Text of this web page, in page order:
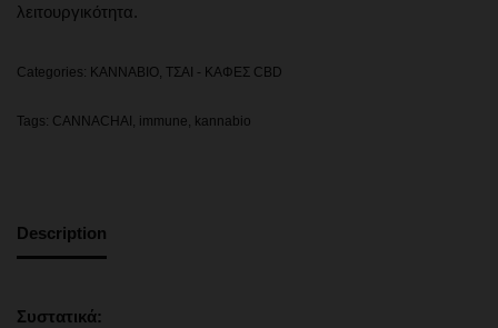
λειτουργικότητα.
Categories: KANNABIO ΤΣΑΙ - ΚΑΦΕΣ CBD
Tags: CANNACHAI immune kannabio
Description
Συστατικά: